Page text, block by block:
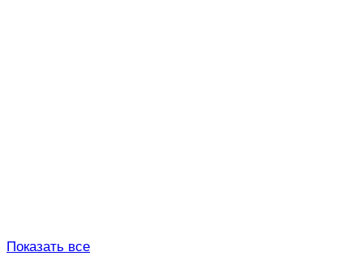
Показать все